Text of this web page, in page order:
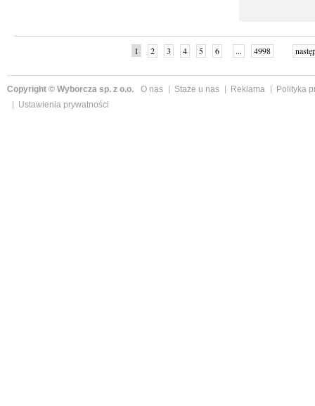
1 2 3 4 5 6 ... 4998
Copyright © Wyborcza sp. z o.o. O nas Staże u nas Reklama
Polityka
Ustawienia prywatności